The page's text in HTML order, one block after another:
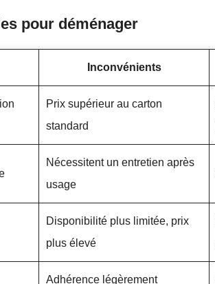
pour déménager
Inconvénients
Prix supérieur au carton
standard
Nécessitent un entretien après
usage
Disponibilité plus limitée, prix
plus élevé
Adhérence légèrement